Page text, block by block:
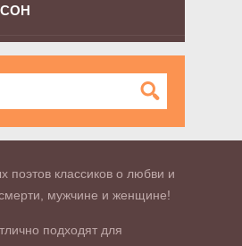
поэтов классиков о любви и
мужчине и женщине!
подходят для